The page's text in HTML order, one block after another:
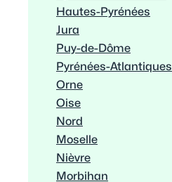
Hautes-Pyrénées
Jura
Puy-de-Dôme
Pyrénées-Atlantiques
Orne
Oise
Nord
Moselle
Nièvre
Morbihan